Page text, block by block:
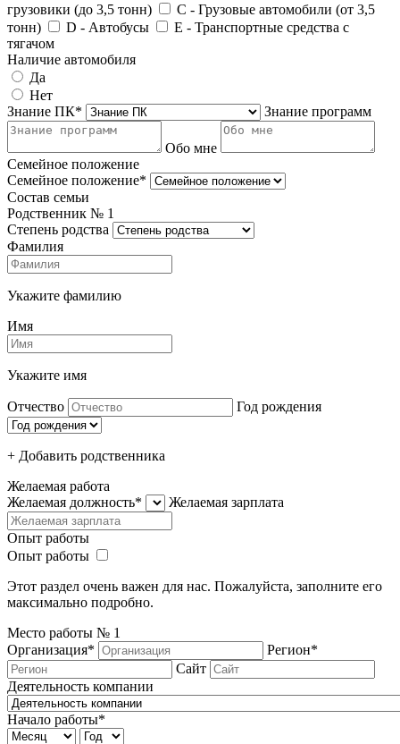
грузовики (до 3,5 тонн)
С - Грузовые автомобили (от 3,5
тонн)
D - Автобусы
E - Транспортные средства с
тягачом
Наличие автомобиля
Да
Нет
Знание ПК*
Знание программ
Обо мне
Семейное положение
Семейное положение*
Состав семьи
Родственник № 1
Степень родства
Фамилия
Укажите фамилию
Имя
Укажите имя
Отчество Год рождения
+ Добавить родcтвенника
Желаемая работа
Желаемая должность*
Желаемая зарплата
Опыт работы
Опыт работы
Этот раздел очень важен для нас. Пожалуйста, заполните его
максимально подробно.
Место работы № 1
Организация*
Регион*
Сайт
Деятельность компании
Начало работы*